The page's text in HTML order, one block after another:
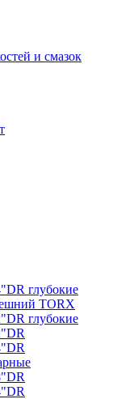
и смазок
глубокие
TORX
глубокие